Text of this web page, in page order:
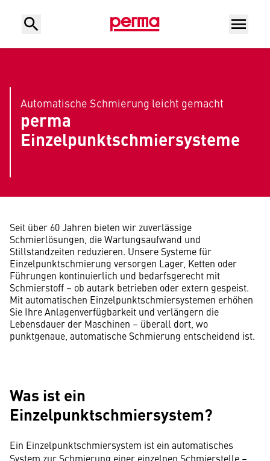
Automatische Schmierung leicht gemacht
perma
Einzelpunktschmiersysteme
Seit über 60 Jahren bieten wir zuverlässige
Schmierlösungen, die Wartungsaufwand und
Stillstandzeiten reduzieren. Unsere Systeme für
Einzelpunktschmierung versorgen Lager, Ketten oder
Führungen kontinuierlich und bedarfsgerecht mit
Schmierstoff – ob autark betrieben oder extern gespeist.
Mit automatischen Einzelpunktschmiersystemen erhöhen
Sie Ihre Anlagenverfügbarkeit und verlängern die
Lebensdauer der Maschinen – überall dort, wo
punktgenaue, automatische Schmierung entscheidend ist.
Was ist ein
Einzelpunktschmiersystem?
Ein Einzelpunktschmiersystem ist ein automatisches
System zur Schmierung einer einzelnen Schmierstelle –